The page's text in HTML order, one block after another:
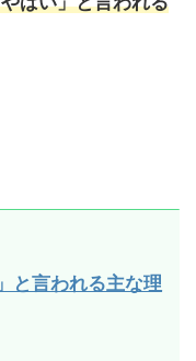
と言われる主な理